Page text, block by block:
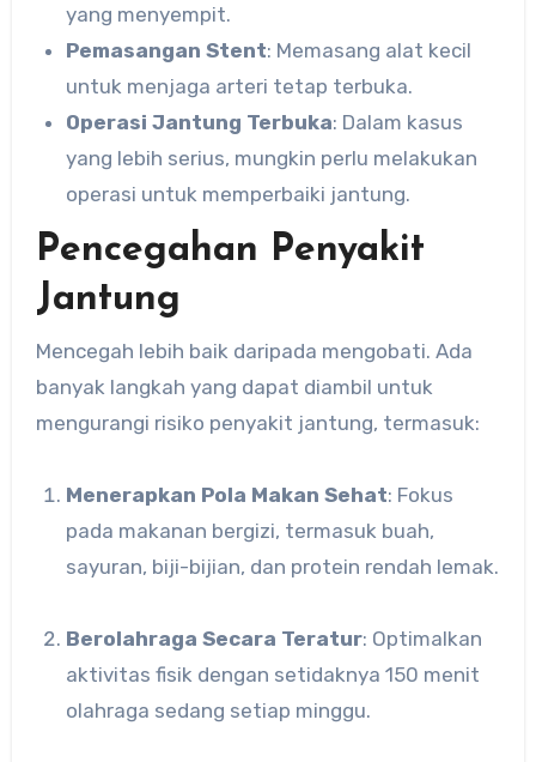
yang menyempit.
Pemasangan Stent: Memasang alat kecil
untuk menjaga arteri tetap terbuka.
Operasi Jantung Terbuka: Dalam kasus
yang lebih serius, mungkin perlu melakukan
operasi untuk memperbaiki jantung.
Pencegahan Penyakit
Jantung
Mencegah lebih baik daripada mengobati. Ada
banyak langkah yang dapat diambil untuk
mengurangi risiko penyakit jantung, termasuk:
Menerapkan Pola Makan Sehat: Fokus
pada makanan bergizi, termasuk buah,
sayuran, biji-bijian, dan protein rendah lemak.
Berolahraga Secara Teratur: Optimalkan
aktivitas fisik dengan setidaknya 150 menit
olahraga sedang setiap minggu.